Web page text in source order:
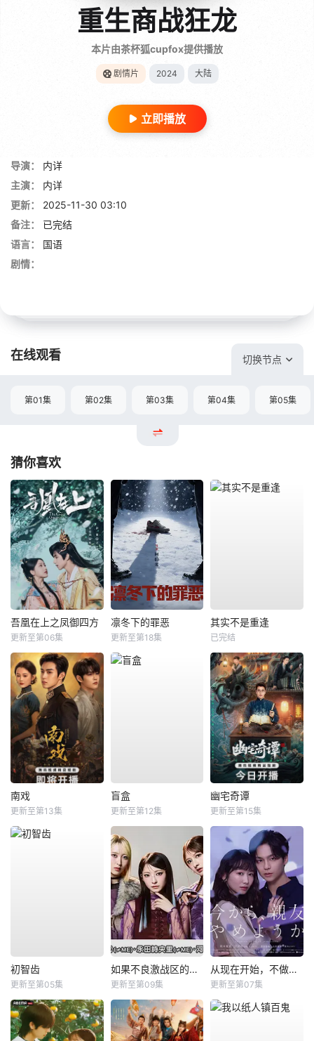
重生商战狂龙
本片由茶杯狐cupfox提供播放
剧情片 2024 大陆
立即播放
导演：
内详
主演：
内详
更新：
2025-11-30 03:10
备注：
已完结
语言：
国语
剧情：
在线观看 切换节点
第01集 第02集 第03集 第04集 第05集
猜你喜欢
吾凰在上之凤御四方
更新至第06集
凛冬下的罪恶
更新至第18集
其实不是重逢
已完结
南戏
更新至第13集
盲盒
更新至第12集
幽宅奇谭
更新至第15集
初智齿
更新至第05集
如果不良激战区的四天王转生成了偶像团体？
更新至第09集
从现在开始，不做朋友了吧。
更新至第07集